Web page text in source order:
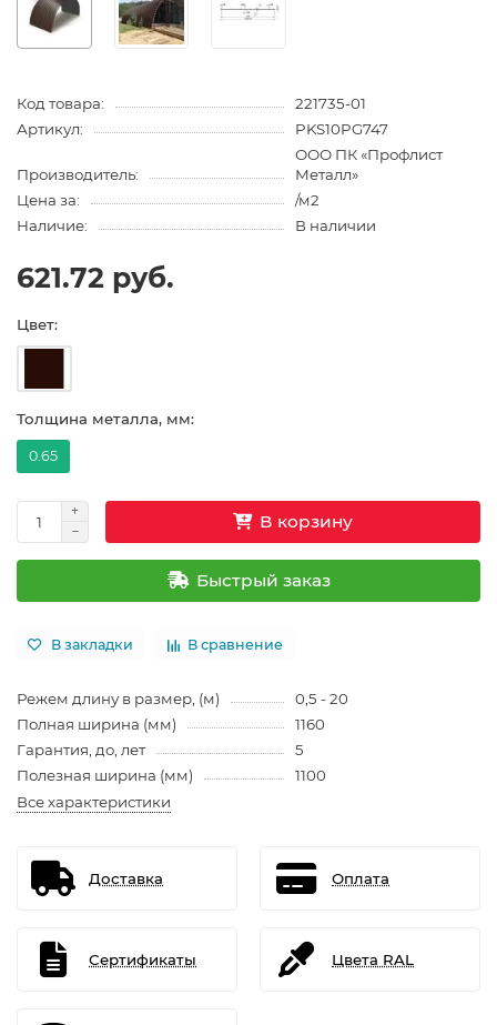
Код товара:
221735-01
Артикул:
PKS10PG747
Производитель:
ООО ПК «Профлист
Металл»
Цена за:
/м2
Наличие:
В наличии
621.72 руб.
Цвет:
Толщина металла, мм:
0.65
В корзину
Быстрый заказ
В закладки В сравнение
Режем длину в размер, (м)
0,5 - 20
Полная ширина (мм)
1160
Гарантия, до, лет
5
Полезная ширина (мм)
1100
Все характеристики
Доставка Оплата
Сертификаты Цвета RAL